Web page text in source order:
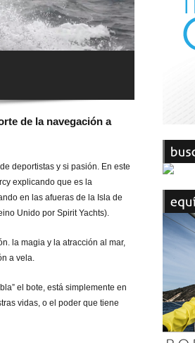
de la navegación a
deportistas y si pasión. En este
explicando que es la
en las afueras de la Isla de
Unido por Spirit Yachts).
la magia y la atracción al mar,
a vela.
el bote, está simplemente en
vidas, o el poder que tiene